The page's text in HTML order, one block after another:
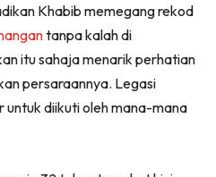
Khabib memegang rekod
tanpa kalah di
itu sahaja menarik perhatian
persaraannya. Legasi
untuk diikuti oleh mana-mana